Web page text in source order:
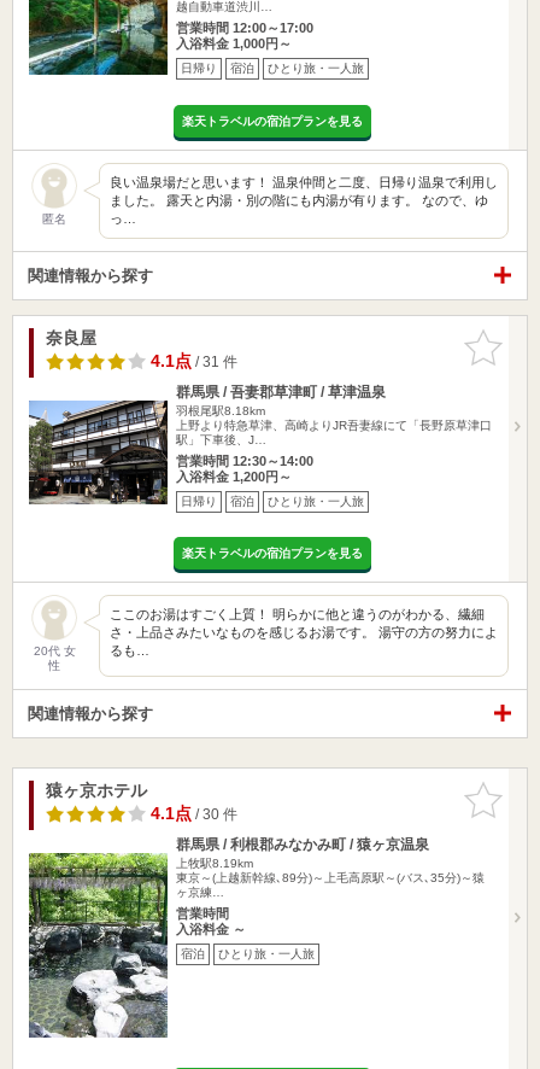
越自動車道渋川…
営業時間 12:00～17:00
入浴料金 1,000円～
日帰り 宿泊 ひとり旅・一人旅
楽天トラベルの宿泊プランを見る
匿名
良い温泉場だと思います！ 温泉仲間と二度、日帰り温泉で利用し
ました。 露天と内湯・別の階にも内湯が有ります。 なので、ゆ
っ…
関連情報から探す
お気に入
りに追加
奈良屋
4.1点/ 31 件
群馬県 / 吾妻郡草津町 / 草津温泉
羽根尾駅8.18km
上野より特急草津、高崎よりJR吾妻線にて「長野原草津口
駅」下車後、J…
営業時間 12:30～14:00
入浴料金 1,200円～
日帰り 宿泊 ひとり旅・一人旅
楽天トラベルの宿泊プランを見る
20代 女
性
ここのお湯はすごく上質！ 明らかに他と違うのがわかる、繊細
さ・上品さみたいなものを感じるお湯です。 湯守の方の努力によ
るも…
関連情報から探す
お気に入
りに追加
猿ヶ京ホテル
4.1点/ 30 件
群馬県 / 利根郡みなかみ町 / 猿ヶ京温泉
上牧駅8.19km
東京～(上越新幹線､89分)～上毛高原駅～(バス､35分)～猿
ヶ京練…
営業時間
入浴料金 ～
宿泊 ひとり旅・一人旅